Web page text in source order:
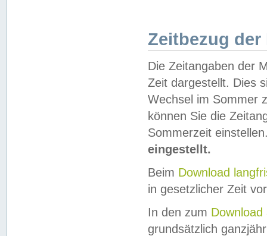
Zeitbezug der
Die Zeitangaben der
Zeit dargestellt. Dies
Wechsel im Sommer
können Sie die
Sommerzeit
eingestellt.
Beim Download
in gesetzlicher Zeit
In den zum Download
grundsätzlich